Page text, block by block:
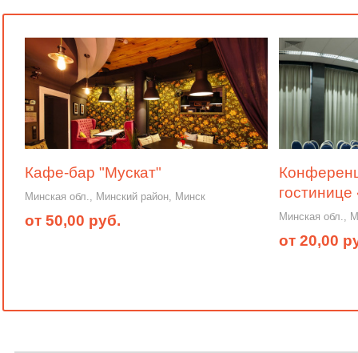
Кафе-бар "Мускат"
Минская обл., Минский район, Минск
от 50,00 руб. Минская обл.,
от 20,00